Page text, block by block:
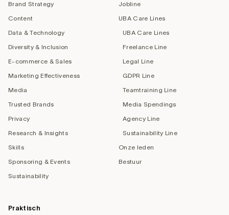
Brand Strategy
Content
Data & Technology
Diversity & Inclusion
E-commerce & Sales
Marketing Effectiveness
Media
Trusted Brands
Privacy
Research & Insights
Skills
Sponsoring & Events
Sustainability
Jobline
UBA Care Lines
UBA Care Lines
Freelance Line
Legal Line
GDPR Line
Teamtraining Line
Media Spendings
Agency Line
Sustainability Line
Onze leden
Bestuur
Praktisch